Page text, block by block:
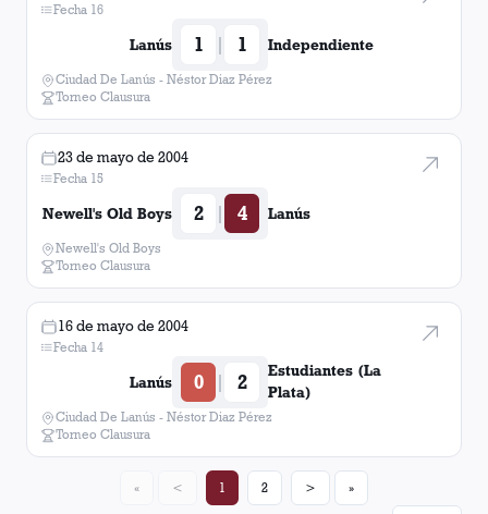
Fecha 16
Lanús 1 | 1 Independiente
Ciudad De Lanús - Néstor Diaz Pérez
Torneo Clausura
23 de mayo de 2004
Fecha 15
Newell's Old Boys 2 | 4 Lanús
Newell's Old Boys
Torneo Clausura
16 de mayo de 2004
Fecha 14
Lanús 0 | 2
Estudiantes (La
Plata)
Ciudad De Lanús - Néstor Diaz Pérez
Torneo Clausura
« < 1 2 > »